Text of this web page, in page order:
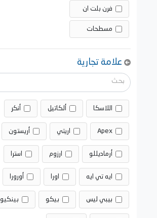
فرن بلت ان
مسطحات
علامة تجارية
اللاسكا ألكاتيل أنكر
Apex اريتي أريستون
أرماديللو ارزوم استرا
ايه تي ايه اورا أورورا
بيبي ليس بيكو بينكيو